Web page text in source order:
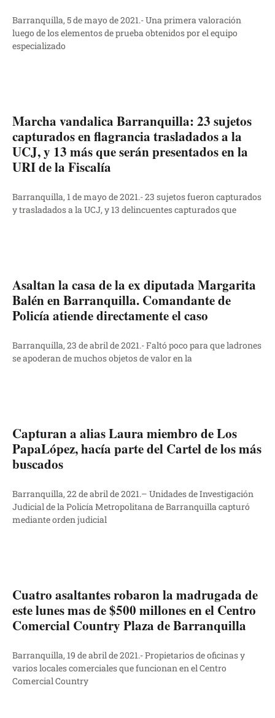
Barranquilla, 5 de mayo de 2021.- Una primera valoración
luego de los elementos de prueba obtenidos por el equipo
especializado
Marcha vandalica Barranquilla: 23 sujetos
capturados en flagrancia trasladados a la
UCJ, y 13 más que serán presentados en la
URI de la Fiscalía
Barranquilla, 1 de mayo de 2021.- 23 sujetos fueron capturados
y trasladados a la UCJ, y 13 delincuentes capturados que
Asaltan la casa de la ex diputada Margarita
Balén en Barranquilla. Comandante de
Policía atiende directamente el caso
Barranquilla, 23 de abril de 2021.- Faltó poco para que ladrones
se apoderan de muchos objetos de valor en la
Capturan a alias Laura miembro de Los
PapaLópez, hacía parte del Cartel de los más
buscados
Barranquilla, 22 de abril de 2021.– Unidades de Investigación
Judicial de la Policía Metropolitana de Barranquilla capturó
mediante orden judicial
Cuatro asaltantes robaron la madrugada de
este lunes mas de $500 millones en el Centro
Comercial Country Plaza de Barranquilla
Barranquilla, 19 de abril de 2021.- Propietarios de oficinas y
varios locales comerciales que funcionan en el Centro
Comercial Country